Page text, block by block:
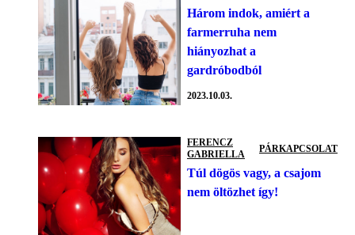
Három indok, amiért a
farmerruha nem
hiányozhat a
gardróbodból
2023.10.03.
FERENCZ
GABRIELLA
PÁRKAPCSOLAT
Túl dögös vagy, a csajom
nem öltözhet így!